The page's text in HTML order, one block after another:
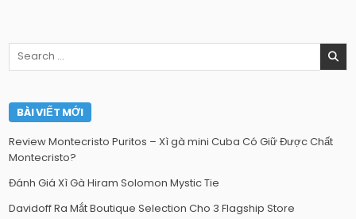
Search
BÀI VIẾT MỚI
Review Montecristo Puritos – Xì gà mini Cuba Có Giữ Được Chất
Montecristo?
Đánh Giá Xì Gà Hiram Solomon Mystic Tie
Davidoff Ra Mắt Boutique Selection Cho 3 Flagship Store